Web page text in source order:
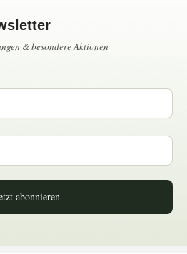
& besondere Aktionen
abonnieren